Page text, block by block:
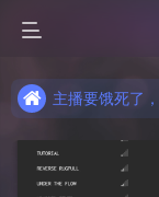
主播要饿死了
主播要饿死了